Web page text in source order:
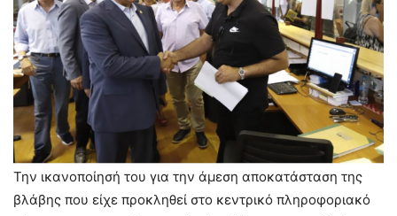
Την ικανοποίησή του για την άμεση αποκατάσταση της
βλάβης που είχε προκληθεί στο κεντρικό πληροφοριακό